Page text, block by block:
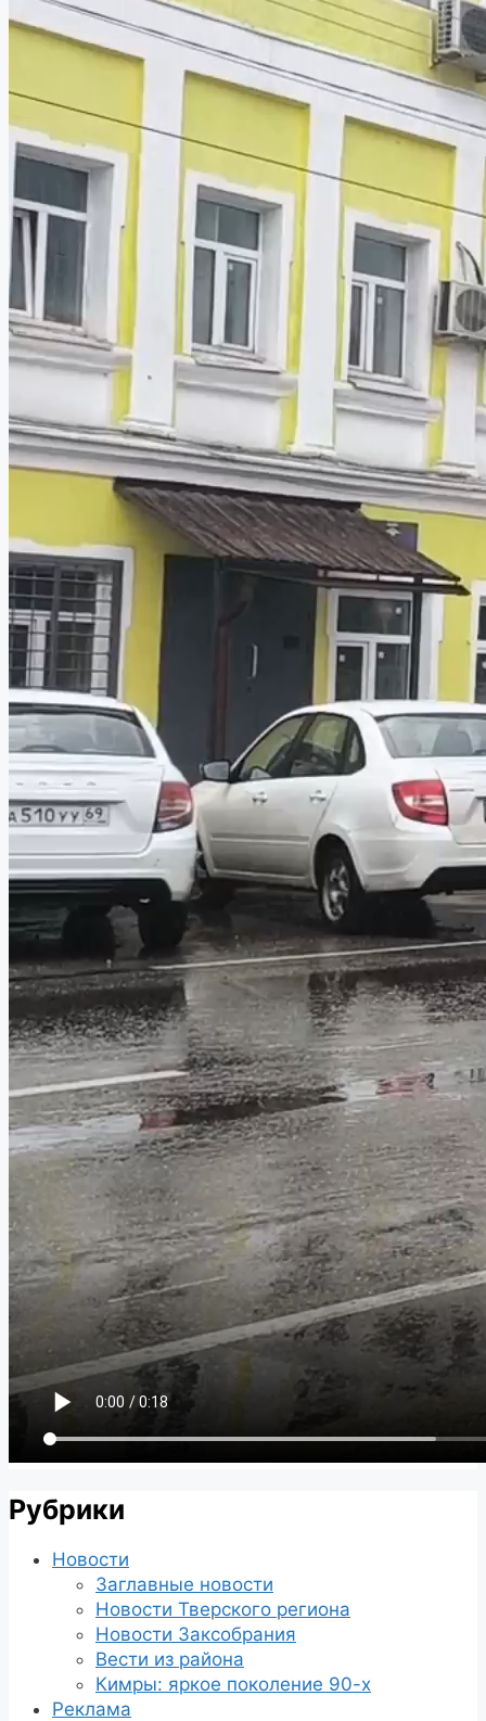
Рубрики
Новости
Заглавные новости
Новости Тверского региона
Новости Заксобрания
Вести из района
Кимры: яркое поколение 90-х
Реклама